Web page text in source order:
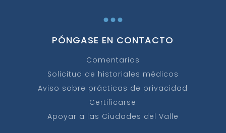
...
PÓNGASE EN CONTACTO
Comentarios
Solicitud de historiales médicos
Aviso sobre prácticas de privacidad
Certificarse
Apoyar a las Ciudades del Valle